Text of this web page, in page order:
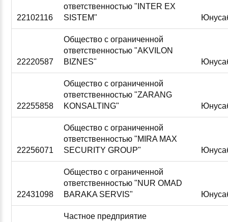
22102116
ответственностью "INTER EX
SISTEM"
22220587
Общество с ограниченной
ответственностью "AKVILON
BIZNES"
22255858
Общество с ограниченной
ответственностью "ZARANG
KONSALTING"
22256071
Общество с ограниченной
ответственностью "MIRA MAX
SECURITY GROUP"
22431098
Общество с ограниченной
ответственностью "NUR OMAD
BARAKA SERVIS"
Частное предприятие